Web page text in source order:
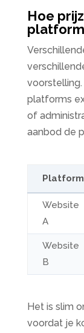
Hoe
platform
platforms
of
aanbod de
Platform
Website
A
Website
B
Het is slim
voordat je